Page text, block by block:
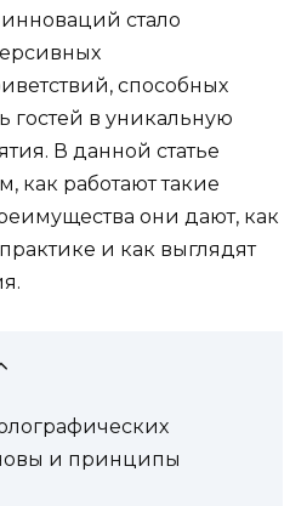
стало
способных
гостей в уникальную
В данной статье
как работают такие
они дают, как
и как выглядят
и принципы